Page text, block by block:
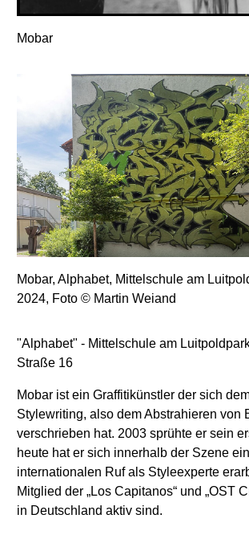
Mobar
Mobar, Alphabet, Mittelschule am
2024, Foto © Martin Weiand
"Alphabet" - Mittelschule am
Straße 16
Mobar ist ein Graffitikünstler der sich
Stylewriting, also dem Abstrahieren von
verschrieben hat. 2003 sprühte er sein
heute hat er sich innerhalb der Szene
internationalen Ruf als Styleexperte
Mitglied der „Los Capitanos“ und „OST
in Deutschland aktiv sind.